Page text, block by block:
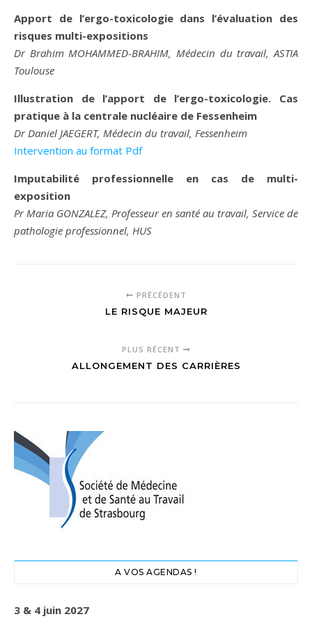
Apport de l’ergo-toxicologie dans l’évaluation des
risques multi-expositions
Dr Brahim MOHAMMED-BRAHIM, Médecin du travail, ASTIA
Toulouse
Illustration de l’apport de l’ergo-toxicologie. Cas
pratique à la centrale nucléaire de Fessenheim
Dr Daniel JAEGERT, Médecin du travail, Fessenheim
Intervention au format Pdf
Imputabilité professionnelle en cas de multi-
exposition
Pr Maria GONZALEZ, Professeur en santé au travail, Service de
pathologie professionnel, HUS
PRÉCÉDENT
LE RISQUE MAJEUR
PLUS RÉCENT
ALLONGEMENT DES CARRIÈRES
A VOS AGENDAS !
3 & 4 juin 2027